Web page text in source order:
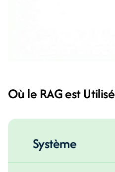
Où le RAG est Utilisé
Système